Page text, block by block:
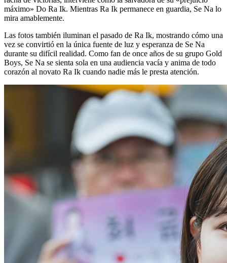
máximo» Do Ra Ik. Mientras Ra Ik permanece en guardia, Se Na lo
mira amablemente.
Las fotos también iluminan el pasado de Ra Ik, mostrando cómo una
vez se convirtió en la única fuente de luz y esperanza de Se Na
durante su difícil realidad. Como fan de once años de su grupo Gold
Boys, Se Na se sienta sola en una audiencia vacía y anima de todo
corazón al novato Ra Ik cuando nadie más le presta atención.